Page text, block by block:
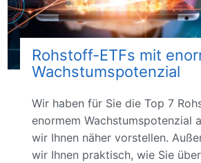
Rohstoff-ETFs mit
Wachstumspotenzial
Wir haben für Sie die Top 7
enormem Wachstumspotenzial
wir Ihnen näher vorstellen.
wir Ihnen praktisch, wie Sie